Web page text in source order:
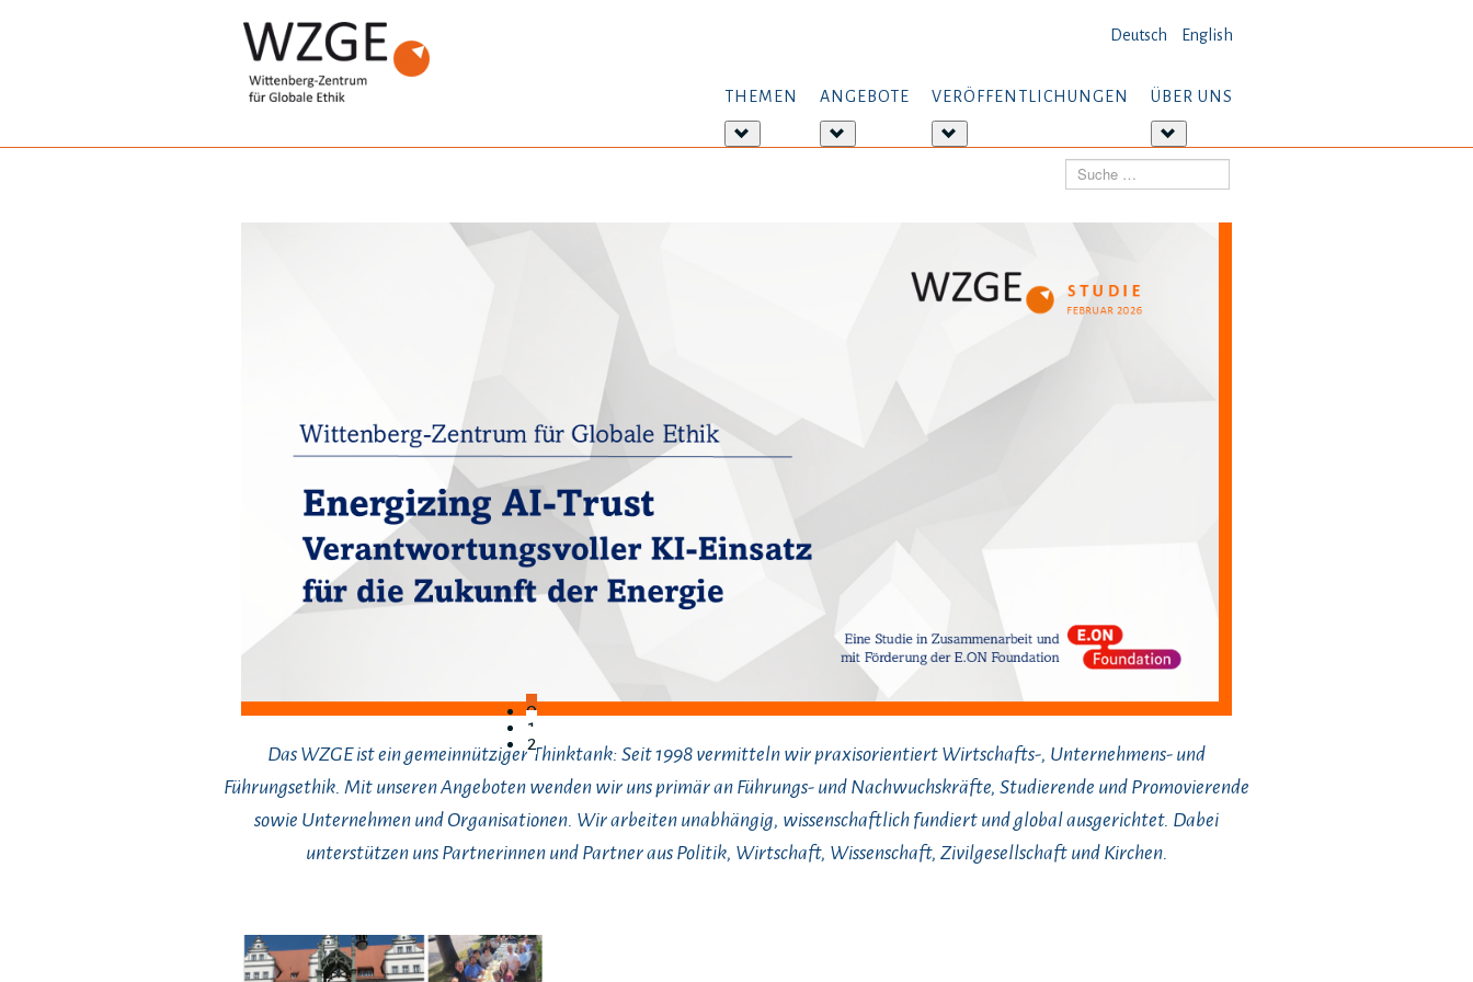
Deutsch English
THEMEN
Informationen:
ANGEBOTE
Informationen:
VERÖFFENTLICHUNGEN
Informationen:
ÜBER UNS
Informationen:
uns
Suchen
0
1
2
Das WZGE ist ein gemeinnütziger Thinktank: Seit 1998 vermitteln wir praxisorientiert Wirtschafts-, Unternehmens- und
Führungsethik. Mit unseren Angeboten wenden wir uns primär an Führungs- und Nachwuchskräfte, Studierende und Promovierende
sowie Unternehmen und Organisationen. Wir arbeiten unabhängig, wissenschaftlich fundiert und global ausgerichtet. Dabei
unterstützen uns Partnerinnen und Partner aus Politik, Wirtschaft, Wissenschaft, Zivilgesellschaft und Kirchen.